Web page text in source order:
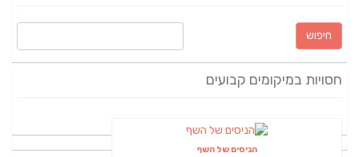
חיפוש:
חסויות במיקומים קבועים
הניסים של השף